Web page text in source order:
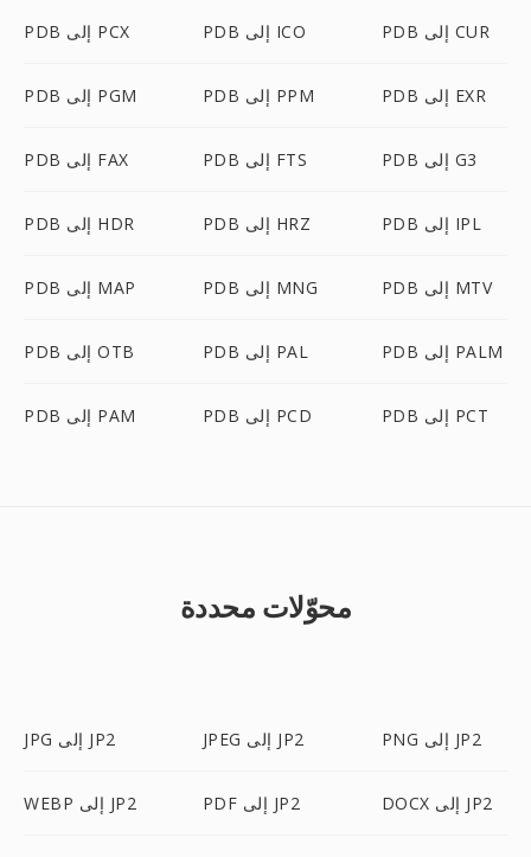
PDB إلى PCX PDB إلى ICO PDB إلى CUR
PDB إلى PGM PDB إلى PPM PDB إلى EXR
PDB إلى FAX PDB إلى FTS PDB إلى G3
PDB إلى HDR PDB إلى HRZ PDB إلى IPL
PDB إلى MAP PDB إلى MNG PDB إلى MTV
PDB إلى OTB PDB إلى PAL PDB إلى PALM
PDB إلى PAM PDB إلى PCD PDB إلى PCT
محوّلات محددة
JPG إلى JP2 JPEG إلى JP2 PNG إلى JP2
WEBP إلى JP2 PDF إلى JP2 DOCX إلى JP2